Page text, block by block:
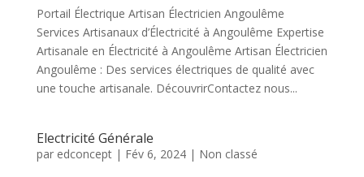
Portail Électrique Artisan Électricien Angoulême
Services Artisanaux d’Électricité à Angoulême Expertise
Artisanale en Électricité à Angoulême Artisan Électricien
Angoulême : Des services électriques de qualité avec
une touche artisanale. DécouvrirContactez nous...
Electricité Générale
par edconcept| Fév 6, 2024| Non classé